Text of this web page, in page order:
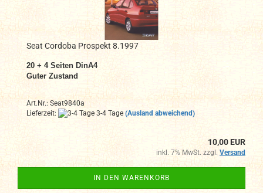
Seat Cordoba Prospekt 8.1997
20 + 4 Seiten DinA4
Guter Zustand
Art.Nr.: Seat9840a
Lieferzeit:
3-4 Tage (Ausland abweichend)
10,00 EUR
inkl. 7% MwSt. zzgl. Versand
IN DEN WARENKORB